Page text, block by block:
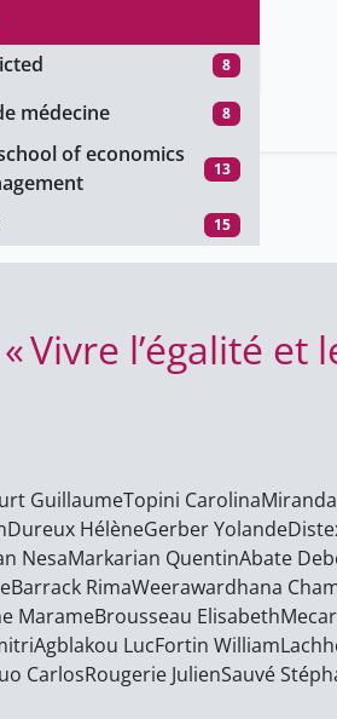
8
15
médecine
8
of economics
13
15
l’égalité et
GuillaumeTopini Carolina
Dureux HélèneGerber Yolande
NesaMarkarian QuentinAbate
Barrack RimaWeerawardhana
MarameBrousseau Elisabeth
Agblakou LucFortin William
CarlosRougerie JulienSauvé